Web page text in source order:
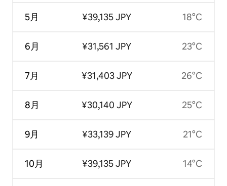
5月
6月
7月
8月
9月
10月
¥39,135 JPY
¥31,561 JPY
¥31,403 JPY
¥30,140 JPY
¥33,139 JPY
¥39,135 JPY
18°C
23°C
26°C
25°C
21°C
14°C